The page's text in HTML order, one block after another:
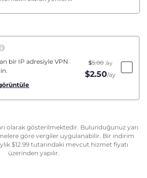
bir IP adresiyle VPN
$5.00 /ay
$2.50/ay
olarak gösterilmektedir. Bulunduğunuz yarı
göre vergiler uygulanabilir. Bir indirim
$12.99tutarındaki mevcut hizmet fiyatı
üzerinden yapılır.